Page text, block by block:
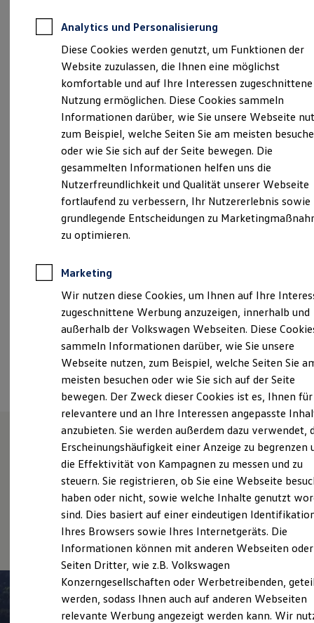
Für Gewerbekunden
Profi Paket
TopDeal
Gebrauchtwagen
ProfiPartner für Gebrauchtwagen
Zertifizierte Gebrauchtwagen
Finanzierung
Für Privatkunden
Für Gewerbekunden
Leasing
Für Privatkunden
Für Gewerbekunden
Versicherungen & Garantien
Garantien
Kfz-Versicherung für Nutzfahrzeuge
Restschuldversicherung
Wartungsverträge
Besitzer & Service
Sommer-Special
Reparatur, Pflege & Inspektion
Servicetermin anfragen
Service-Vorteile bei Volkswagen Nutzfahrzeuge
Economy Service
Räder & Reifen Service
Ersatzfahrzeuge
Notdienst und Pannenhilfe
Software, Konnektivität & Apps
California App
VW Connect für Ihren ID. Buzz
VW Connect für Ihren Transporter/Caravelle
VW Connect für Ihren Amarok
VW Connect für andere Modelle
Connect Pro
Fleet Interface Data
Multistop Pathfinder
Übersicht Software Updates
Hilfreiches für Besitzer
Fahrerassistenz- und Sicherheitssysteme
Kontrollleuchten
Kurzfahrprofile und Ölverdünnung
Batterieverordnung
XTL-Dieselkraftstoff
Ersatzteile und Betriebsflüssigkeiten
Original Zubehör und Lifestyle Produkte
Verantwortlich für die Inhalte auf dieser Seite ist die Autohaus Tost
Impressum & Rechtliches)
Berliner Straße 32 A, 15754 Heidesee/OT
Friedersdorf
+49 33767 7900
Montag-Donnerstag 06:30-18:00 Uhr
Freitag
06:30-16:30 Uhr
Ansprechpartner
Termin vereinbaren
Unsere Leistungenim
Überblick
Service
Analytics und Personalisierung
Diese Cookies werden genutzt, um Funktionen der
Website zuzulassen, die Ihnen eine möglichst
komfortable und auf Ihre Interessen zugeschnittene
Nutzung ermöglichen. Diese Cookies sammeln
Informationen darüber, wie Sie unsere Webseite
zum Beispiel, welche Seiten Sie am meisten
oder wie Sie sich auf der Seite bewegen. Die
gesammelten Informationen helfen uns die
Nutzerfreundlichkeit und Qualität unserer Webseite
fortlaufend zu verbessern, Ihr Nutzererlebnis sowie
grundlegende Entscheidungen zu
zu optimieren.
Marketing
Wir nutzen diese Cookies, um Ihnen auf Ihre
zugeschnittene Werbung anzuzeigen, innerhalb und
außerhalb der Volkswagen Webseiten. Diese
sammeln Informationen darüber, wie Sie unsere
Webseite nutzen, zum Beispiel, welche Seiten Sie
meisten besuchen oder wie Sie sich auf der Seite
bewegen. Der Zweck dieser Cookies ist es, Ihnen für
relevantere und an Ihre Interessen angepasste
anzubieten. Sie werden außerdem dazu verwendet,
Erscheinungshäufigkeit einer Anzeige zu begrenzen
die Effektivität von Kampagnen zu messen und zu
steuern. Sie registrieren, ob Sie eine Webseite
haben oder nicht, sowie welche Inhalte genutzt
sind. Dies basiert auf einer eindeutigen
Ihres Browsers sowie Ihres Internetgeräts. Die
Informationen können mit anderen Webseiten oder
Seiten Dritter, wie z.B. Volkswagen
Konzerngesellschaften oder Werbetreibenden,
werden, sodass Ihnen auch auf anderen Webseiten
relevante Werbung angezeigt werden kann. Wir